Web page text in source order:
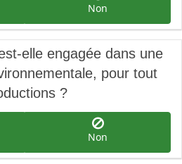
Non
elle engagée dans une
pour tout
?
Non